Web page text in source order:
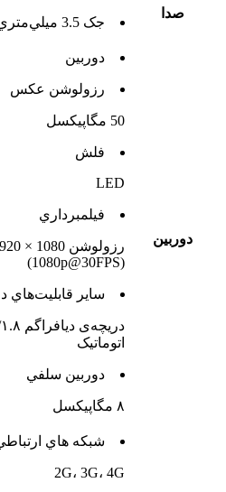
صدا
جک 3.5 ميلي‌متري صدا
دوربين
دوربين
رزولوشن عکس
50 مگاپیکسل
فلش
LED
فيلمبرداري
(1080p@30FPS)
ساير قابليت‌هاي
اتوماتیک
دوربين سلفي
۸ مگاپیکسل
شبکه هاي
2G، 3G، 4G